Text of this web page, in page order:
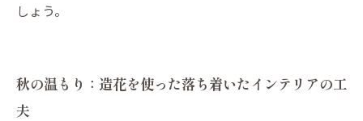
しょう。
秋の温もり：造花を使った落ち着いたインテリアの工
夫